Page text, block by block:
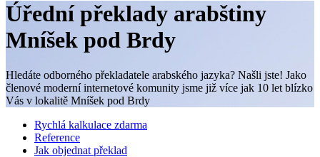
Úřední překlady arabštiny
Mníšek pod Brdy
Hledáte odborného překladatele arabského jazyka? Našli jste! Jako
členové moderní internetové komunity jsme již více jak 10 let blízko
Vás v lokalitě Mníšek pod Brdy
Rychlá kalkulace zdarma
Reference
Jak objednat překlad